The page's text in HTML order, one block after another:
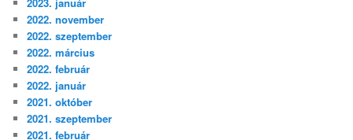
2023. január
2022. november
2022. szeptember
2022. március
2022. február
2022. január
2021. október
2021. szeptember
2021. február